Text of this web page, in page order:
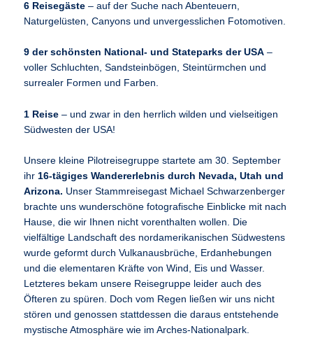
6 Reisegäste – auf der Suche nach Abenteuern,
Naturgelüsten, Canyons und unvergesslichen Fotomotiven.
9 der schönsten National- und Stateparks der USA –
voller Schluchten, Sandsteinbögen, Steintürmchen und
surrealer Formen und Farben.
1 Reise – und zwar in den herrlich wilden und vielseitigen
Südwesten der USA!
Unsere kleine Pilotreisegruppe startete am 30. September
ihr 16-tägiges Wandererlebnis durch Nevada, Utah und
Arizona. Unser Stammreisegast Michael Schwarzenberger
brachte uns wunderschöne fotografische Einblicke mit nach
Hause, die wir Ihnen nicht vorenthalten wollen. Die
vielfältige Landschaft des nordamerikanischen Südwestens
wurde geformt durch Vulkanausbrüche, Erdanhebungen
und die elementaren Kräfte von Wind, Eis und Wasser.
Letzteres bekam unsere Reisegruppe leider auch des
Öfteren zu spüren. Doch vom Regen ließen wir uns nicht
stören und genossen stattdessen die daraus entstehende
mystische Atmosphäre wie im Arches-Nationalpark.